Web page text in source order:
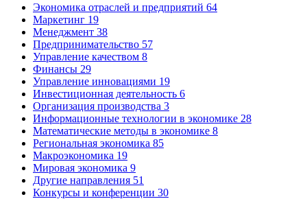
Экономика отраслей и предприятий 64
Маркетинг 19
Менеджмент 38
Предпринимательство 57
Управление качеством 8
Финансы 29
Управление инновациями 19
Инвестиционная деятельность 6
Организация производства 3
Информационные технологии в экономике 28
Математические методы в экономике 8
Региональная экономика 85
Макроэкономика 19
Мировая экономика 9
Другие направления 51
Конкурсы и конференции 30